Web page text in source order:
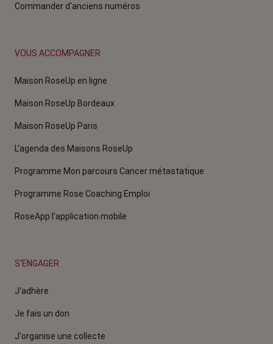
Commander d'anciens numéros
VOUS ACCOMPAGNER
Maison RoseUp en ligne
Maison RoseUp Bordeaux
Maison RoseUp Paris
L'agenda des Maisons RoseUp
Programme Mon parcours Cancer métastatique
Programme Rose Coaching Emploi
RoseApp l’application mobile
S'ENGAGER
J'adhère
Je fais un don
J'organise une collecte